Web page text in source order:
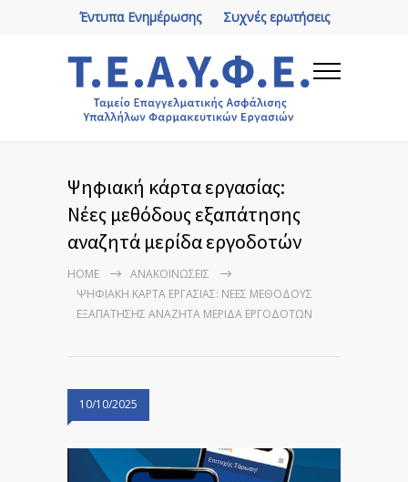
Συχνές ερωτήσεις
Έντυπα Ενημέρωσης
Ψηφιακή κάρτα εργασίας:
Νέες μεθόδους εξαπάτησης
αναζητά μερίδα εργοδοτών
HOME
ΑΝΑΚΟΙΝΏΣΕΙΣ
ΨΗΦΙΑΚΉ ΚΆΡΤΑ ΕΡΓΑΣΊΑΣ: ΝΈΕΣ ΜΕΘΌΔΟΥΣ
ΕΞΑΠΆΤΗΣΗΣ ΑΝΑΖΗΤΆ ΜΕΡΊΔΑ ΕΡΓΟΔΟΤΏΝ
10/10/2025